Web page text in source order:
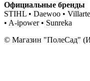
Официальные бренды
STIHL • Daewoo •
• A-ipower • Sunreka
© Магазин "ПолеСад"